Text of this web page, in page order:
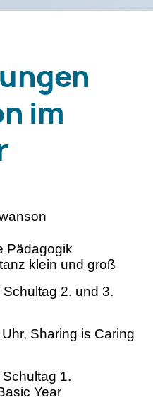
im
Pädagogik
klein und groß
2. und 3.
Sharing is Caring
1.
Year